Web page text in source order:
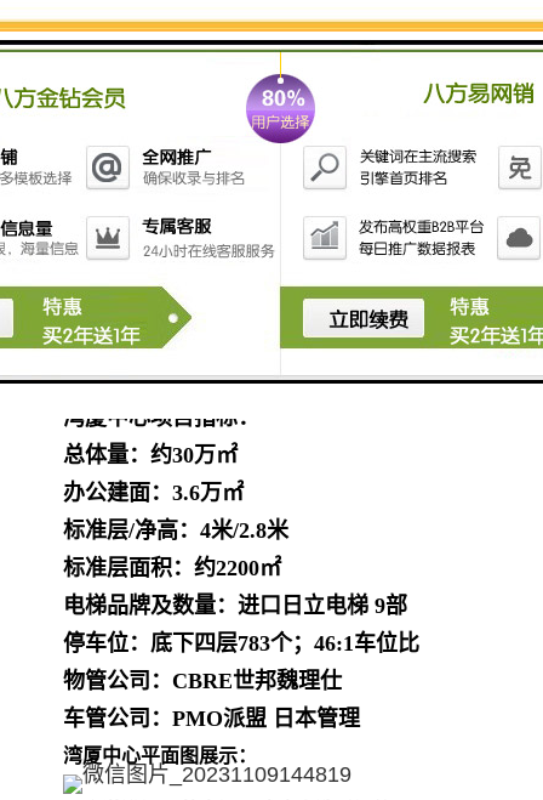
湾厦中心项目指标：
总体量：约30万㎡
办公建面：3.6万㎡
标准层/净高：4米/2.8米
标准层面积：约2200㎡
电梯品牌及数量：进口日立电梯 9部
停车位：底下四层783个；46:1车位比
物管公司：CBRE世邦魏理仕
车管公司：PMO派盟 日本管理
湾厦中心平面图展示：